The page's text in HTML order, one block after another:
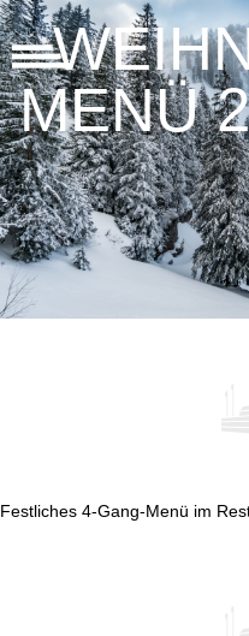
MENÜ
Fest­li­ches 4‑Gang-Menü im